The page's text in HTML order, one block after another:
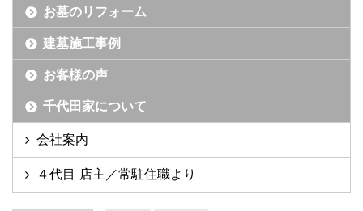
お墓のリフォーム
建墓施工事例
お客様の声
千代田家について
会社案内
４代目 店主／常駐住職より